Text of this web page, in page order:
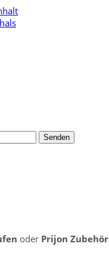
Senden
oder Prijon Zubehör